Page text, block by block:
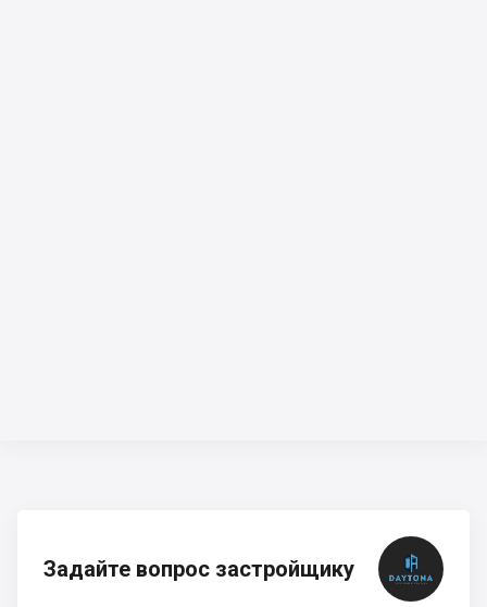
Задайте вопрос застройщику